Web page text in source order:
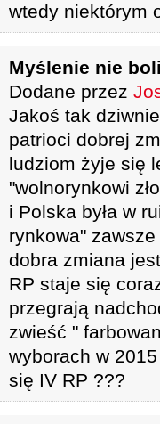
wtedy niektórym
Myślenie nie
Dodane przez
Jakoś tak
patrioci dobrej
ludziom żyje się
"wolnorynkowi
i Polska była w
rynkowa"
dobra zmiana
RP staje się
przegrają
zwieść "
wyborach w
się IV RP ???